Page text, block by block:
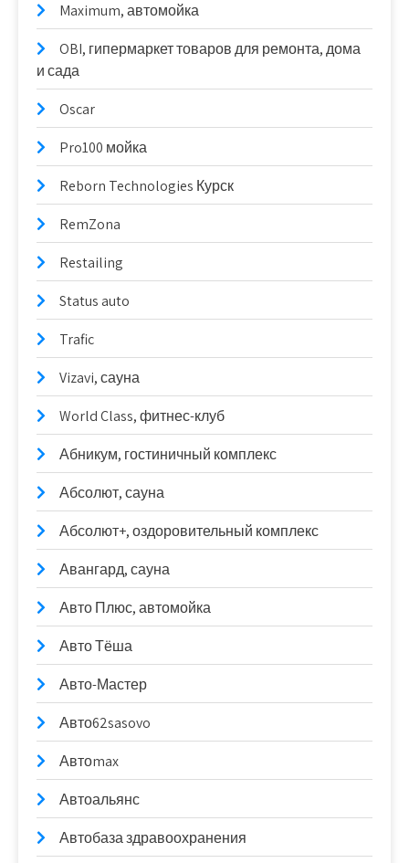
Maximum, автомойка
OBI, гипермаркет товаров для ремонта, дома
и сада
Oscar
Pro100 мойка
Reborn Technologies Курск
RemZona
Restailing
Status auto
Trafic
Vizavi, сауна
World Class, фитнес-клуб
Абникум, гостиничный комплекс
Абсолют, сауна
Абсолют+, оздоровительный комплекс
Авангард, сауна
Авто Плюс, автомойка
Авто Тёша
Авто-Мастер
Авто62sasovo
Автоmax
Автоальянс
Автобаза здравоохранения